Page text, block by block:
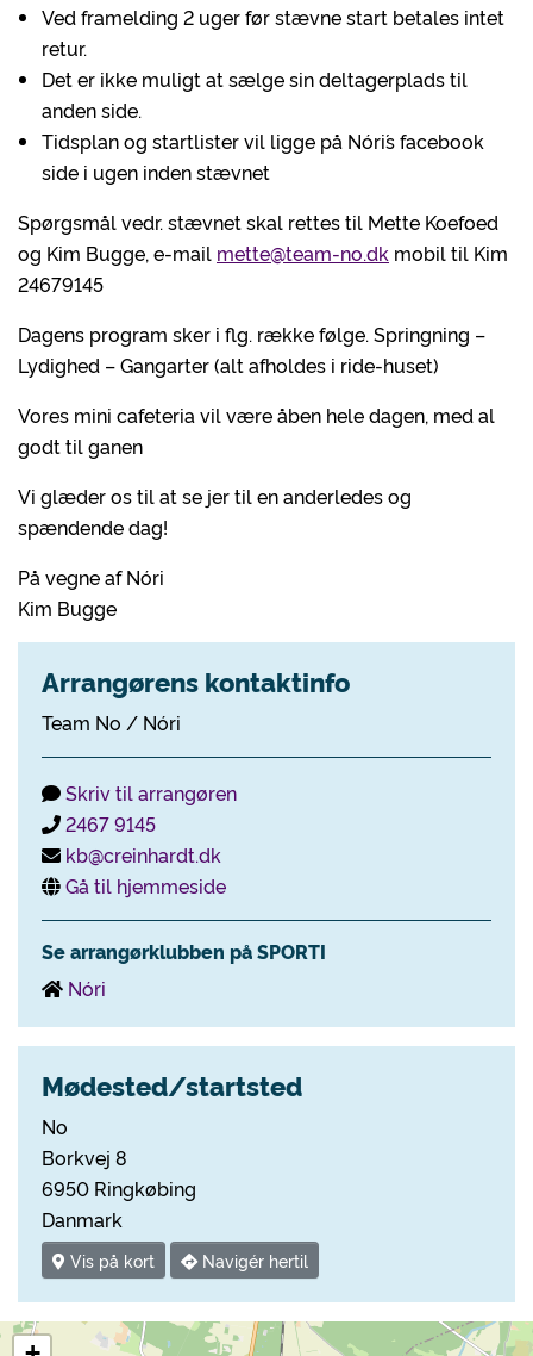
Ved framelding 2 uger før stævne start betales intet
retur.
Det er ikke muligt at sælge sin deltagerplads til
anden side.
Tidsplan og startlister vil ligge på Nóri´s facebook
side i ugen inden stævnet
Spørgsmål vedr. stævnet skal rettes til Mette Koefoed
og Kim Bugge, e-mail mette@team-no.dk mobil til Kim
24679145
Dagens program sker i flg. række følge. Springning –
Lydighed – Gangarter (alt afholdes i ride-huset)
Vores mini cafeteria vil være åben hele dagen, med al
godt til ganen
Vi glæder os til at se jer til en anderledes og
spændende dag!
På vegne af Nóri
Kim Bugge
Arrangørens kontaktinfo
Team No / Nóri
Skriv til arrangøren
2467 9145
kb@creinhardt.dk
Gå til hjemmeside
Se arrangørklubben på SPORTI
Nóri
Mødested/startsted
No
Borkvej 8
6950 Ringkøbing
Danmark
Vis på kort Navigér hertil